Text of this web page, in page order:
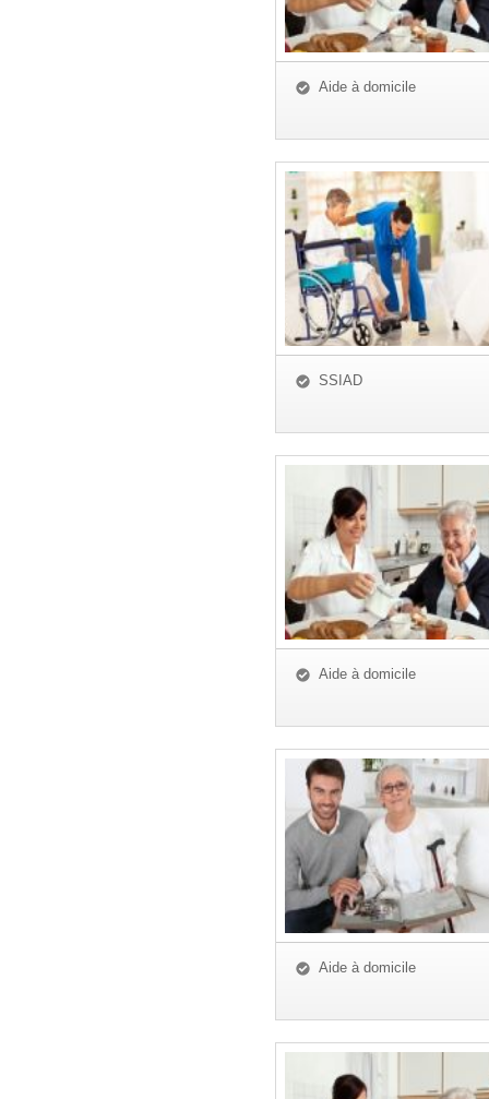
Aide à domicile
SSIAD
Aide à domicile
Aide à domicile